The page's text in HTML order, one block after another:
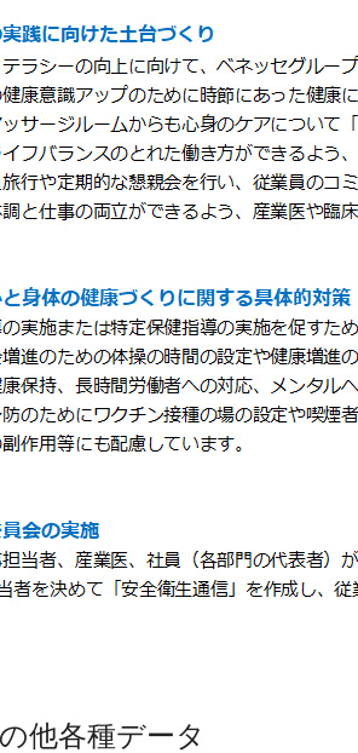
他各種データ